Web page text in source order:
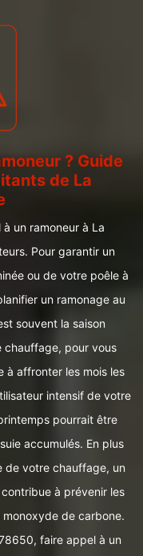
? Guide
de La
un ramoneur à La
Pour garantir un
ou de votre poêle à
un ramonage au
souvent la saison
chauffage, pour vous
à affronter les mois les
intensif de votre
pourrait être
accumulés. En plus
de votre chauffage, un
à prévenir les
de carbone.
faire appel à un